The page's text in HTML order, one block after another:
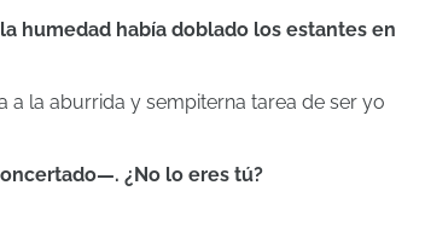
humedad había doblado los estantes en
a la aburrida y sempiterna tarea de ser yo
¿No lo eres tú?